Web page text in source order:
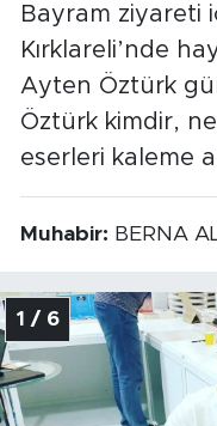
Bayram ziyareti
Kırklareli’nde
Ayten Öztürk
Öztürk kimdir,
eserleri kaleme
Muhabir: BERNA
1 / 6